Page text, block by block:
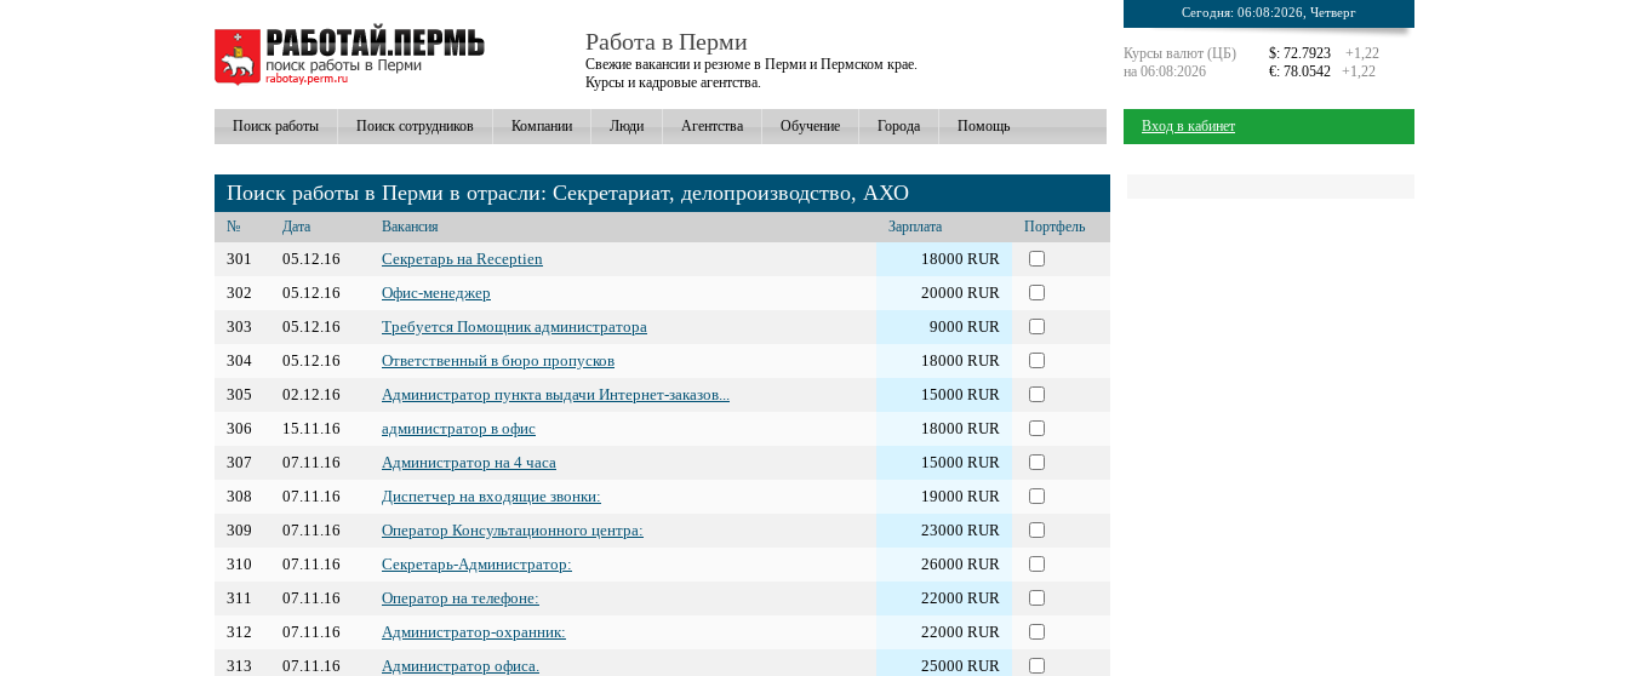
Работа в Перми
Свежие вакансии и резюме в Перми и Пермском крае.
Курсы и кадровые агентства.
Сегодня: 06:08:2026, Четверг
Курсы валют (ЦБ)
на 06:08:2026
$: 72.7923 +1,22
€: 78.0542 +1,22
Поиск работы Поиск сотрудников Компании Люди Агентства Обучение Города Помощь Вход в кабинет
Поиск работы в Перми в отрасли: Секретариат, делопроизводство, АХО
№ Дата Вакансия Зарплата Портфель
301 05.12.16 Секретарь на Receptien
18000 RUR
302
05.12.16 Офис-менеджер
20000 RUR
303
05.12.16 Требуется Помощник администратора
9000 RUR
304
05.12.16 Ответственный в бюро пропусков
18000 RUR
305
02.12.16 Администратор пункта выдачи Интернет-заказов...
15000 RUR
306
15.11.16 администратор в офис
18000 RUR
307
07.11.16 Администратор на 4 часа
15000 RUR
308
07.11.16 Диспетчер на входящие звонки:
19000 RUR
309
07.11.16 Оператор Консультационного центра:
23000 RUR
310
07.11.16 Секретарь-Администратор:
26000 RUR
311
07.11.16 Оператор на телефоне:
22000 RUR
312
07.11.16 Администратор-охранник:
22000 RUR
313
07.11.16 Администратор офиса.
25000 RUR